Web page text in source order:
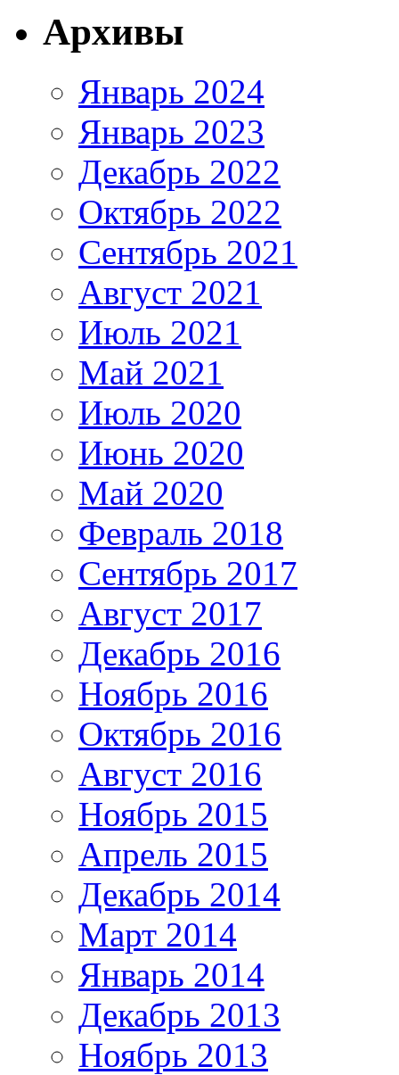
Архивы
Январь 2024
Январь 2023
Декабрь 2022
Октябрь 2022
Сентябрь 2021
Август 2021
Июль 2021
Май 2021
Июль 2020
Июнь 2020
Май 2020
Февраль 2018
Сентябрь 2017
Август 2017
Декабрь 2016
Ноябрь 2016
Октябрь 2016
Август 2016
Ноябрь 2015
Апрель 2015
Декабрь 2014
Март 2014
Январь 2014
Декабрь 2013
Ноябрь 2013